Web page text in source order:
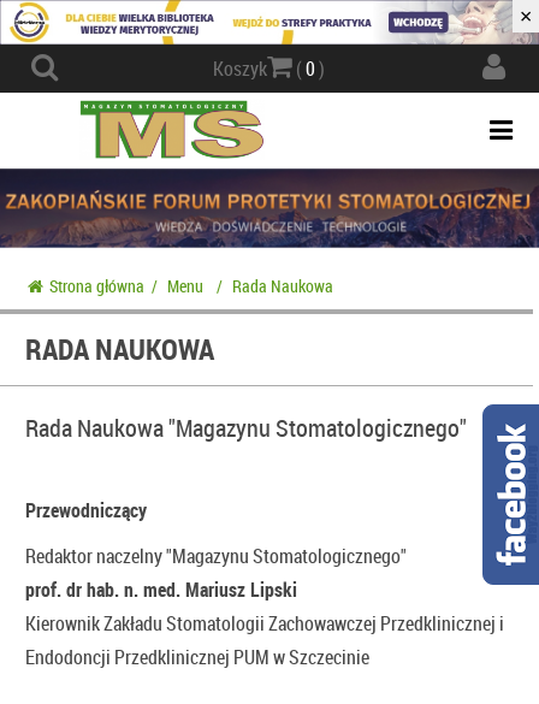
×
Koszyk (0)
Strona główna / Menu / Rada Naukowa
RADA NAUKOWA
Rada Naukowa "Magazynu Stomatologicznego"
Przewodniczący
Redaktor naczelny "Magazynu Stomatologicznego"
prof. dr hab. n. med. Mariusz Lipski
Kierownik Zakładu Stomatologii Zachowawczej Przedklinicznej i
Endodoncji Przedklinicznej PUM w Szczecinie